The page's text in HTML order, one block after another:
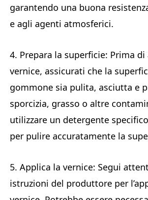
garantendo una buona
e agli agenti atmosferici.
4. Prepara la superficie: Prima
vernice, assicurati che la
gommone sia pulita, asciutta e
sporcizia, grasso o altre
utilizzare un detergente
per pulire accuratamente la
5. Applica la vernice: Segui
istruzioni del produttore per